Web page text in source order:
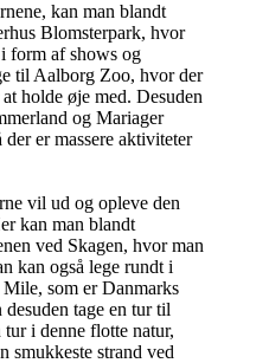
kan man blandt
Blomsterpark, hvor
form af shows og
til Aalborg Zoo, hvor der
holde øje med. Desuden
og Mariager
er massere aktiviteter
vil ud og opleve den
kan man blandt
ved Skagen, hvor man
kan også lege rundt i
som er Danmarks
tage en tur til
i denne flotte natur,
smukkeste strand ved